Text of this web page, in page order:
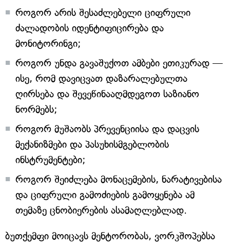
როგორ არის შესაძლებელი ციფრული
ძალადობის იდენტიფიცირება და
მონიტორინგი;
როგორ უნდა გავაშუქოთ ამბები ეთიკურად —
ისე, რომ დავიცვათ დაზარალებულთა
ღირსება და შევეწინააღმდეგოთ საზიანო
ნორმებს;
როგორ მუშაობს პრევენციისა და დაცვის
მექანიზმები და პასუხისმგებლობის
ინსტრუმენტები;
როგორ შეიძლება მონაცემების, ნარატივებისა
და ციფრული გამოძიების გამოყენება ამ
თემაზე ცნობიერების ასამაღლებლად.
ბუთქემფი მოიცავს მენტორობას, ვორკშოპებსა